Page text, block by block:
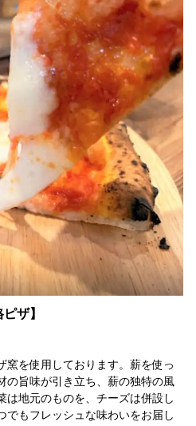
ザ】
窯を使用しております。薪を使っ
の旨味が引き立ち、薪の独特の風
は地元のものを、チーズは併設し
でもフレッシュな味わいをお届し